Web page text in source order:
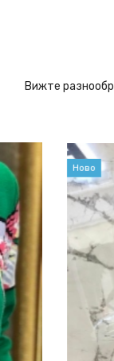
Вижте